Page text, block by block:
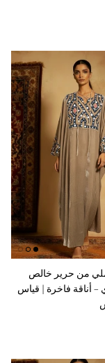
من حرير خالص
– أناقة فاخرة | قياس